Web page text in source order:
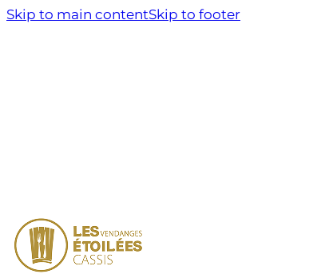
Skip to main contentSkip to footer